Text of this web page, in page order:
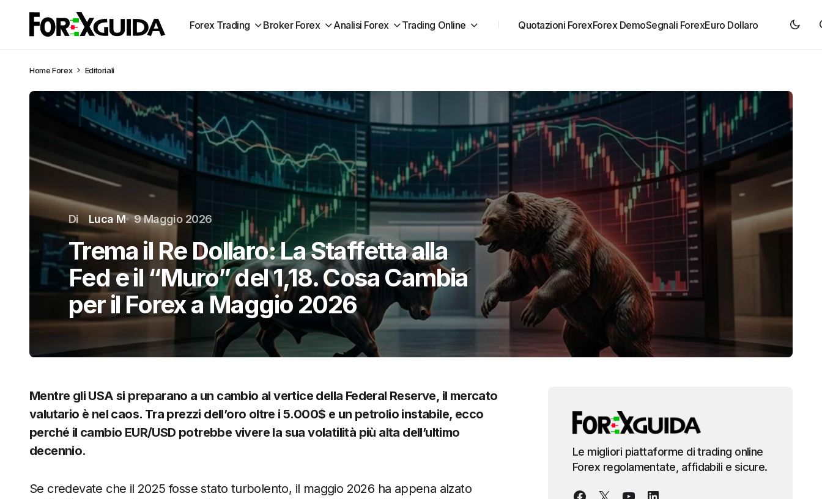
Forex Trading Broker Forex Analisi Forex Trading Online Quotazioni ForexForex DemoSegnali ForexEuro Dollaro
HomeForex Editoriali
Di Luca M 9 Maggio 2026
Trema il Re Dollaro: La Staffetta alla
Fed e il “Muro” del 1,18. Cosa Cambia
per il Forex a Maggio 2026
Mentre gli USA si preparano a un cambio al vertice della Federal Reserve, il mercato
valutario è nel caos. Tra prezzi dell’oro oltre i 5.000$ e un petrolio instabile, ecco
perché il cambio EUR/USD potrebbe vivere la sua volatilità più alta dell’ultimo
decennio.
Se credevate che il 2025 fosse stato turbolento, il maggio 2026 ha appena alzato
Le migliori piattaforme di trading online
Forex regolamentate, affidabili e sicure.